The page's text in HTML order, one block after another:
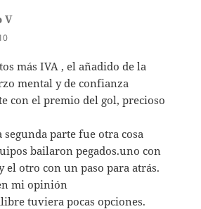
Vdice:
más IVA , el añadido de la
mental y de confianza
con el premio del gol, precioso
segunda parte fue otra cosa
bailaron pegados.uno con
el otro con un paso para atrás.
mi opinión
tuviera pocas opciones.